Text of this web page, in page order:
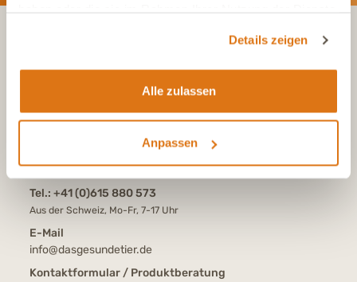
Details zeigen
Alle zulassen
Anpassen
Tel.:+49 (0)6504 7433510
+43 (0)720 883 773
Tel.: +41 (0)615 880 573
Aus der Schweiz, Mo-Fr, 7-17 Uhr
E-Mail
info@dasgesundetier.de
Kontaktformular / Produktberatung